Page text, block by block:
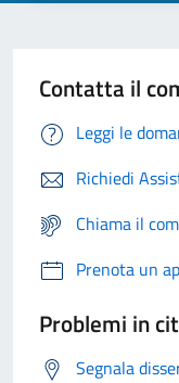
Contatta il
Leggi le
Richiedi
Chiama il
Prenota un
Problemi in
Segnala